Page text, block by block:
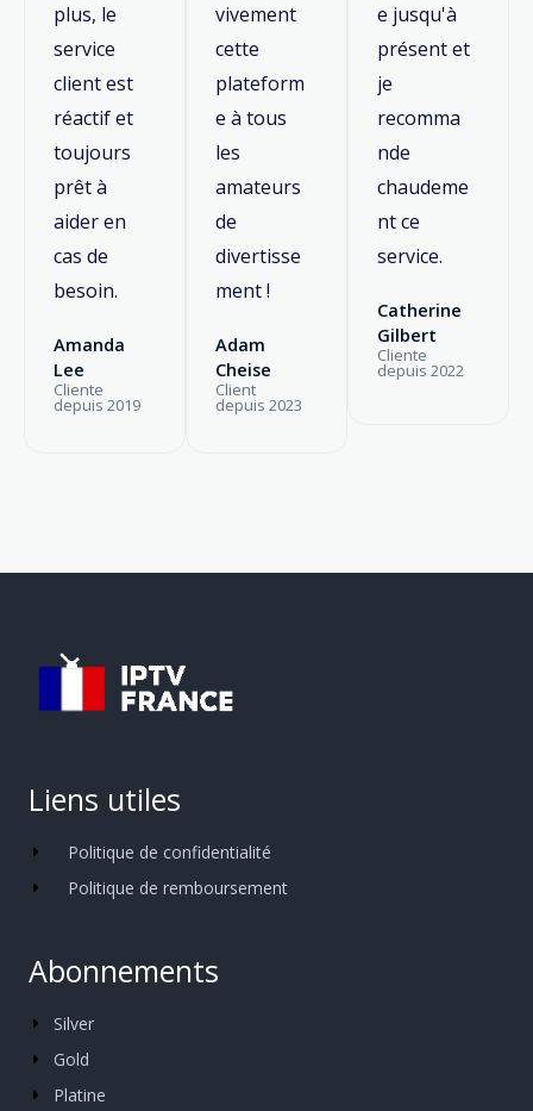
plus, le
service
client est
réactif et
toujours
prêt à
aider en
cas de
besoin.
Amanda
Lee
Cliente
depuis 2019
vivement
cette
plateform
e à tous
les
amateurs
de
divertisse
ment !
Adam
Cheise
Client
depuis 2023
e jusqu'à
présent et
je
recomma
nde
chaudeme
nt ce
service.
Catherine
Gilbert
Cliente
depuis 2022
Liens utiles
Politique de confidentialité
Politique de remboursement
Abonnements
Silver
Gold
Platine